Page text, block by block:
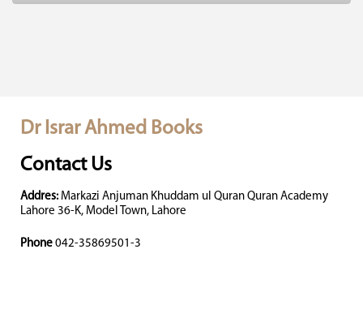
Dr Israr Ahmed Books
Contact Us
Addres: Markazi Anjuman Khuddam ul Quran Quran Academy
Lahore 36-K, Model Town, Lahore
Phone 042-35869501-3